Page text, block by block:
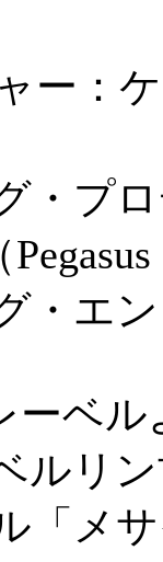
ー：
・プ
・エ
ーベ
ルリ
「メ